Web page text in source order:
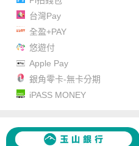
台灣Pay
全盈+PAY
悠遊付
Apple Pay
銀角零卡-無卡分期
iPASS MONEY